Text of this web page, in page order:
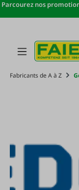
Passer au contenu
Parcourez nos
Fabricants de A à Z